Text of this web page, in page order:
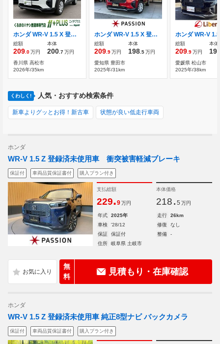
ホンダ WR-V 1.5 X 登録済未使用車 ホンダセンシング
総額
209.0万円
本体
200.7万円
香川県 高松市
2026年/35km
ホンダ WR-V 1.5 X 登録済未使用車 衝突被害軽減ブレーキ
総額
209.9万円
本体
198.5万円
愛知県 豊田市
2025年/31km
総額
209.9万円
本体
愛媛県 松山市
2025年/38km
くわしく! 人気・おすすめ検索条件
新車よりグッとお得！新古車 状態が良い低走行車両
ホンダ
WR-V 1.5 Z 登録済未使用車 衝突被害軽減ブレーキ
保証付 車両品質保証書付 購入プラン付き
支払総額
229.9 万円
本体価格
218. 5 万円
年式 2025年 走行
26km
車検
'28/12 修復
なし
保証
保証付 整備
-
住所
岐阜県 土岐市
無
料
見積もり・在庫確認
ホンダ
WR-V 1.5 Z 登録済未使用車 純正8型ナビ バックカメラ
保証付 車両品質保証書付 購入プラン付き